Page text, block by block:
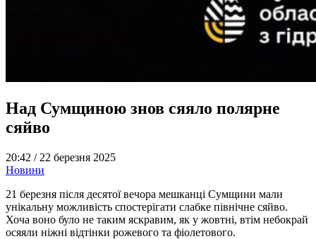
Над Сумщиною знов сяяло полярне
сяйво
20:42 / 22 березня 2025
Новини
21 березня після десятої вечора мешканці Сумщини мали
унікальну можливість спостерігати слабке північне сяйво.
Хоча воно було не таким яскравим, як у жовтні, втім небокрай
осяяли ніжні відтінки рожевого та фіолетового.